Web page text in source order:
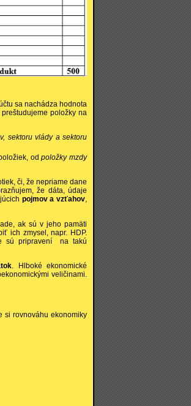
sa nachádza hodnota
položky na
sektoru vlády a sektoru
odpoložky mzdy
či, že nepriame dane
že dáta, údaje
pojmov a vzťahov,
ak sú v jeho pamäti
ich zmysel, napr. HDP.
sú pripravení na takú
. Hlboké ekonomické
veličinami.
si rovnováhu ekonomiky